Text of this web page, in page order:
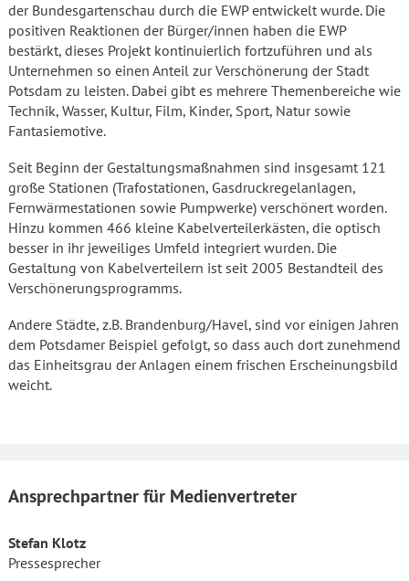
der Bundesgartenschau durch die EWP entwickelt wurde. Die
positiven Reaktionen der Bürger/innen haben die EWP
bestärkt, dieses Projekt kontinuierlich fortzuführen und als
Unternehmen so einen Anteil zur Verschönerung der Stadt
Potsdam zu leisten. Dabei gibt es mehrere Themenbereiche wie
Technik, Wasser, Kultur, Film, Kinder, Sport, Natur sowie
Fantasiemotive.
Seit Beginn der Gestaltungsmaßnahmen sind insgesamt 121
große Stationen (Trafostationen, Gasdruckregelanlagen,
Fernwärmestationen sowie Pumpwerke) verschönert worden.
Hinzu kommen 466 kleine Kabelverteilerkästen, die optisch
besser in ihr jeweiliges Umfeld integriert wurden. Die
Gestaltung von Kabelverteilern ist seit 2005 Bestandteil des
Verschönerungsprogramms.
Andere Städte, z.B. Brandenburg/Havel, sind vor einigen Jahren
dem Potsdamer Beispiel gefolgt, so dass auch dort zunehmend
das Einheitsgrau der Anlagen einem frischen Erscheinungsbild
weicht.
Ansprechpartner für Medienvertreter
Stefan Klotz
Pressesprecher